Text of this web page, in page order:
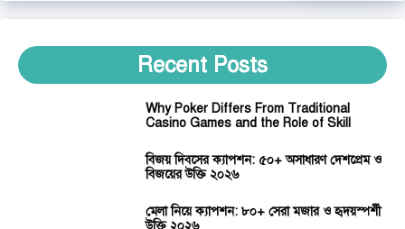
Recent Posts
Why Poker Differs From Traditional
Casino Games and the Role of Skill
বিজয় দিবসের ক্যাপশন: ৫০+ অসাধারণ দেশপ্রেম ও
বিজয়ের উক্তি ২০২৬
মেলা নিয়ে ক্যাপশন: ৮০+ সেরা মজার ও হৃদয়স্পর্শী
উক্তি ২০২৬